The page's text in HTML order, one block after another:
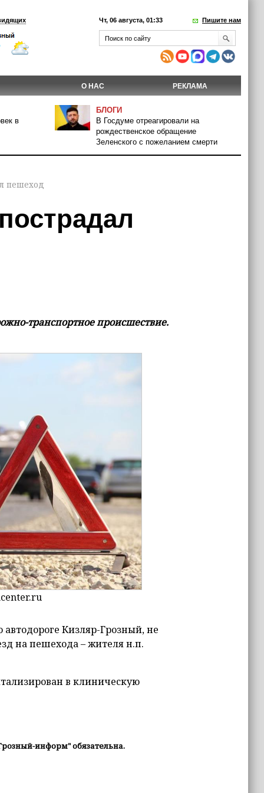
Чт, 06 августа, 01:33 Пишите нам
О НАС РЕКЛАМА
в
БЛОГИ
В Госдуме отреагировали на
рождественское обращение
Зеленского с пожеланием смерти
пешеход
транспортное происшествие.
Кизляр-Грозный, не
на пешехода – жителя н.п.
в клиническую
информ" обязательна.